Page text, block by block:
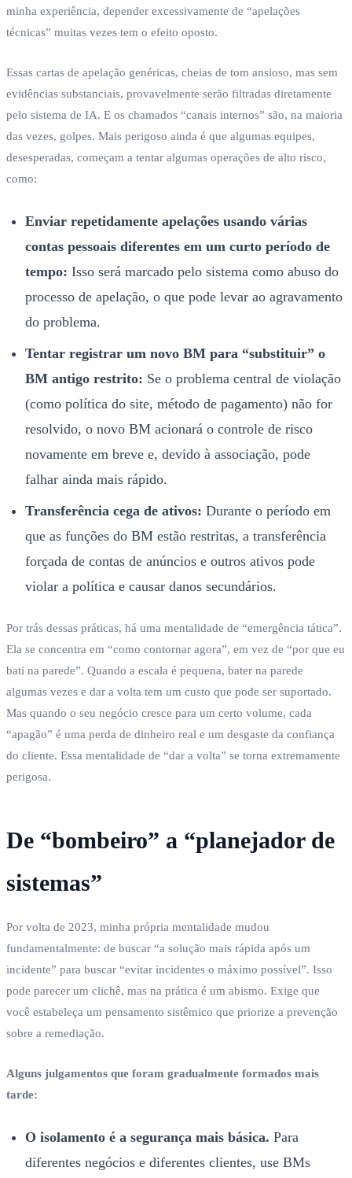
minha experiência, depender excessivamente de “apelações
técnicas” muitas vezes tem o efeito oposto.
Essas cartas de apelação genéricas, cheias de tom ansioso, mas sem
evidências substanciais, provavelmente serão filtradas diretamente
pelo sistema de IA. E os chamados “canais internos” são, na maioria
das vezes, golpes. Mais perigoso ainda é que algumas equipes,
desesperadas, começam a tentar algumas operações de alto risco,
como:
Enviar repetidamente apelações usando várias
contas pessoais diferentes em um curto período de
tempo: Isso será marcado pelo sistema como abuso do
processo de apelação, o que pode levar ao agravamento
do problema.
Tentar registrar um novo BM para “substituir” o
BM antigo restrito: Se o problema central de violação
(como política do site, método de pagamento) não for
resolvido, o novo BM acionará o controle de risco
novamente em breve e, devido à associação, pode
falhar ainda mais rápido.
Transferência cega de ativos: Durante o período em
que as funções do BM estão restritas, a transferência
forçada de contas de anúncios e outros ativos pode
violar a política e causar danos secundários.
Por trás dessas práticas, há uma mentalidade de “emergência tática”.
Ela se concentra em “como contornar agora”, em vez de “por que eu
bati na parede”. Quando a escala é pequena, bater na parede
algumas vezes e dar a volta tem um custo que pode ser suportado.
Mas quando o seu negócio cresce para um certo volume, cada
“apagão” é uma perda de dinheiro real e um desgaste da confiança
do cliente. Essa mentalidade de “dar a volta” se torna extremamente
perigosa.
De “bombeiro” a “planejador de
sistemas”
Por volta de 2023, minha própria mentalidade mudou
fundamentalmente: de buscar “a solução mais rápida após um
incidente” para buscar “evitar incidentes o máximo possível”. Isso
pode parecer um clichê, mas na prática é um abismo. Exige que
você estabeleça um pensamento sistêmico que priorize a prevenção
sobre a remediação.
Alguns julgamentos que foram gradualmente formados mais
tarde:
O isolamento é a segurança mais básica. Para
diferentes negócios e diferentes clientes, use BMs